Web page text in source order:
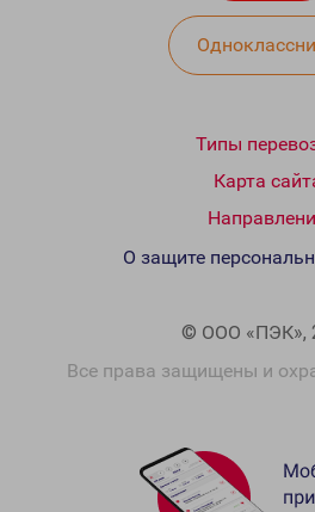
Типы
Карта
© ООО «ПЭК»,
Все права защищены и
О защите